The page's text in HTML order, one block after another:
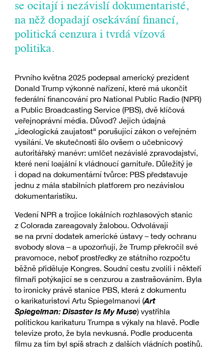
se ocitají i nezávislí dokumentaristé,
na něž dopadají osekávání financí,
politická cenzura i tvrdá vízová
politika.
Prvního května 2025 podepsal americký prezident
Donald Trump výkonné nařízení, které má ukončit
federální financování pro National Public Radio (NPR)
a Public Broadcasting Service (PBS), dvě klíčová
veřejnoprávní média. Důvod? Jejich údajná
„ideologická zaujatost“ porušující zákon o veřejném
vysílání. Ve skutečnosti šlo ovšem o učebnicový
autoritářský manévr: umlčet nezávislé zpravodajství,
které není loajální k vládnoucí garnituře. Důležitý je
i dopad na dokumentární tvůrce: PBS představuje
jednu z mála stabilních platforem pro nezávislou
dokumentaristiku.
Vedení NPR a trojice lokálních rozhlasových stanic
z Colorada zareagovaly žalobou. Odvolávají
se na první dodatek americké ústavy – tedy ochranu
svobody slova – a upozorňují, že Trump překročil své
pravomoce, neboť prostředky ze státního rozpočtu
běžně přiděluje Kongres. Soudní cestu zvolili i někteří
filmaři potýkající se s cenzurou a zastrašováním. Byla
to ironicky právě stanice PBS, která z dokumentu
o karikaturistovi Artu Spiegelmanovi (Art
Spiegelman: Disaster Is My Muse) vystřihla
politickou karikaturu Trumpa s výkaly na hlavě. Podle
televize proto, že byla nevkusná. Podle producenta
filmu za tím byl spíš strach z dalších vládních postihů.